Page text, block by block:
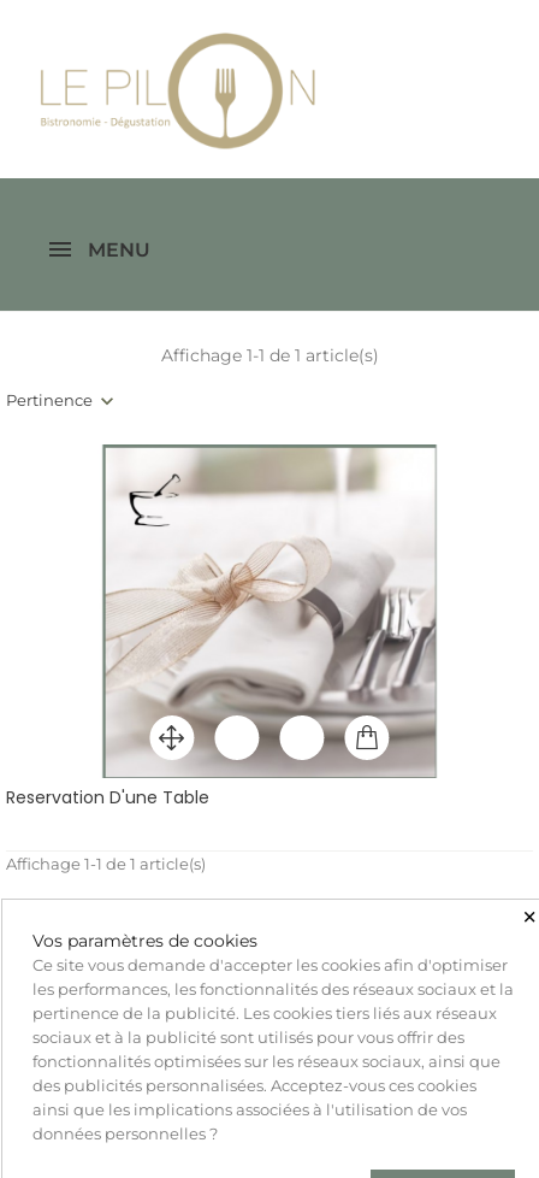
MENU
Pertinence
Affichage 1-1 de 1 article(s)
Reservation D'une Table
Affichage 1-1 de 1 article(s)
Le Pilon
2024
Recommandé
×
Vos paramètres de cookies
Ce site vous demande d'accepter les cookies afin d'optimiser
les performances, les fonctionnalités des réseaux sociaux et la
pertinence de la publicité. Les cookies tiers liés aux réseaux
sociaux et à la publicité sont utilisés pour vous offrir des
fonctionnalités optimisées sur les réseaux sociaux, ainsi que
des publicités personnalisées. Acceptez-vous ces cookies
ainsi que les implications associées à l'utilisation de vos
données personnelles ?